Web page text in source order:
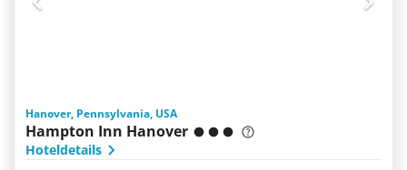
Hanover, Pennsylvania, USA
Hampton Inn Hanover
Hoteldetails